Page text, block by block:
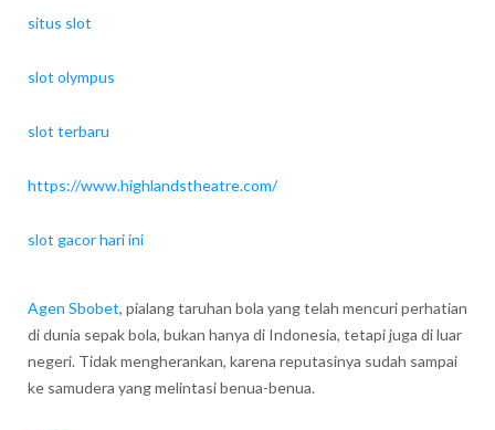
situs slot
slot olympus
slot terbaru
https://www.highlandstheatre.com/
slot gacor hari ini
Agen Sbobet, pialang taruhan bola yang telah mencuri perhatian
di dunia sepak bola, bukan hanya di Indonesia, tetapi juga di luar
negeri. Tidak mengherankan, karena reputasinya sudah sampai
ke samudera yang melintasi benua-benua.